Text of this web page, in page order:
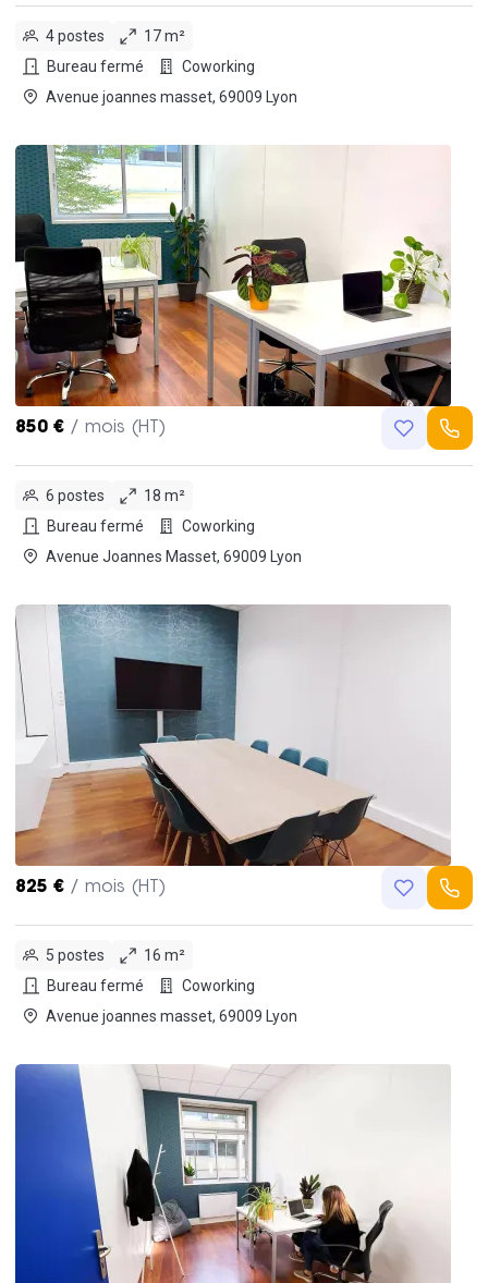
4 postes
17 m²
Bureau fermé
Coworking
Avenue joannes masset, 69009 Lyon
850 € / mois (HT)
6 postes
18 m²
Bureau fermé
Coworking
Avenue Joannes Masset, 69009 Lyon
825 € / mois (HT)
5 postes
16 m²
Bureau fermé
Coworking
Avenue joannes masset, 69009 Lyon